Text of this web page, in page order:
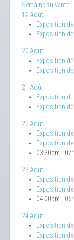
Semaine suivante
19 Août
Exposition
Exposition
20 Août
Exposition
Exposition
21 Août
Exposition
Exposition
22 Août
Exposition
Exposition
03:30pm -
23 Août
Exposition
Exposition
04:00pm -
24 Août
Exposition
Exposition